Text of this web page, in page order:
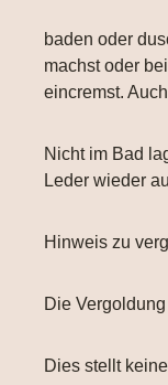
baden oder
machst oder
eincremst.
Nicht im Bad
Leder wieder
Hinweis zu
Die
Dies stellt